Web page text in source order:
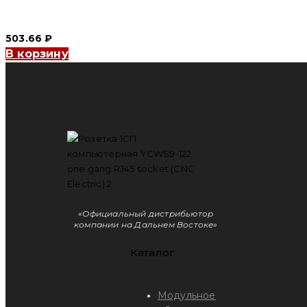
503.66₽
В корзину
«Официальный дистрибьютор
компании на Дальнем Востоке»
Каталог
Модульное